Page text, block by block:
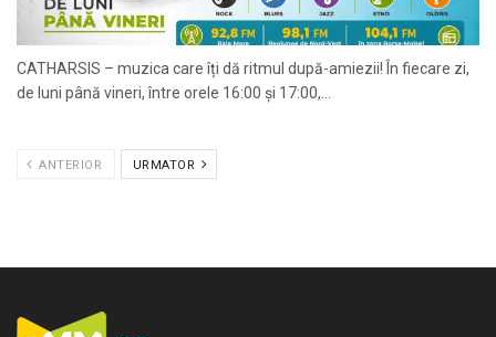
CATHARSIS – muzica care îți dă ritmul după-amiezii! În fiecare zi,
de luni până vineri, între orele 16:00 și 17:00,...
ANTERIOR URMATOR